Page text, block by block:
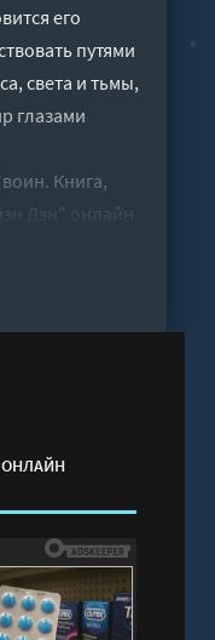
его
путями
света и тьмы,
глазами
Книга,
Дэн" онлайн
ОНЛАЙН